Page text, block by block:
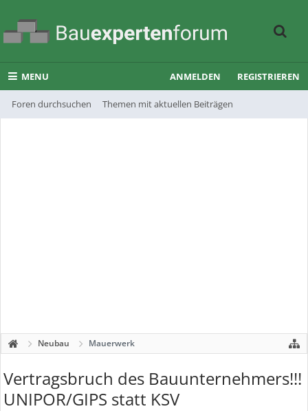
MENU
Foren durchsuchen Themen mit aktuellen Beiträgen
ANMELDEN REGISTRIEREN
Neubau Mauerwerk
Vertragsbruch des Bauunternehmers!!!
UNIPOR/GIPS statt KSV